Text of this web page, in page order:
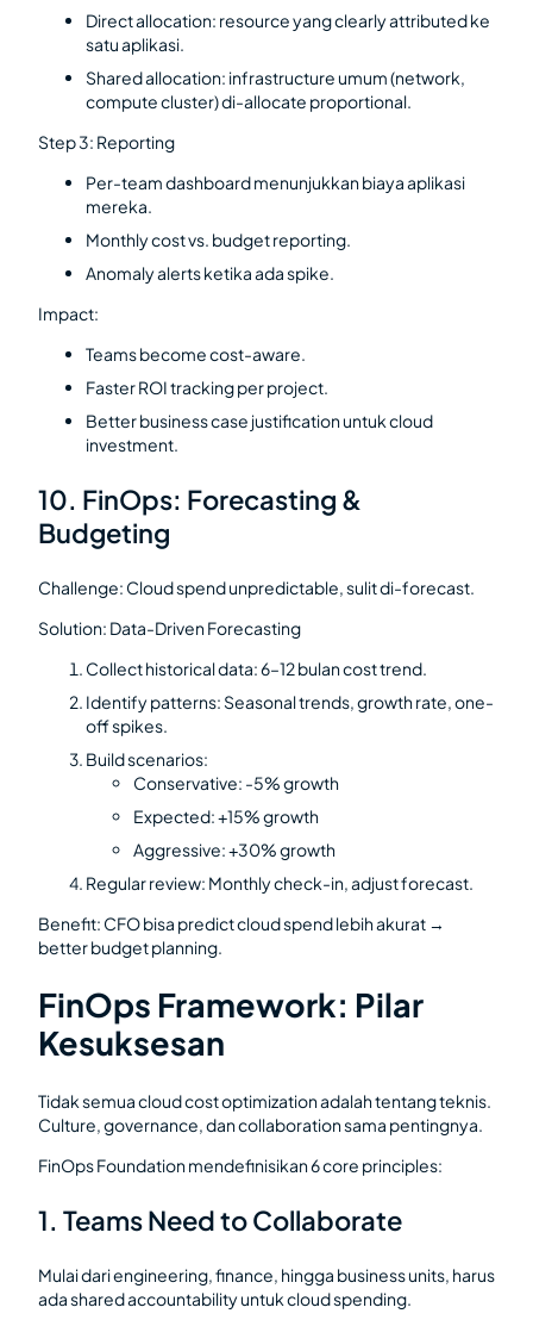
Direct allocation: resource yang clearly attributed ke
satu aplikasi.
Shared allocation: infrastructure umum (network,
compute cluster) di-allocate proportional.
Step 3: Reporting
Per-team dashboard menunjukkan biaya aplikasi
mereka.
Monthly cost vs. budget reporting.
Anomaly alerts ketika ada spike.
Impact:
Teams become cost-aware.
Faster ROI tracking per project.
Better business case justification untuk cloud
investment.
10. FinOps: Forecasting &
Budgeting
Challenge: Cloud spend unpredictable, sulit di-forecast.
Solution: Data-Driven Forecasting
Collect historical data: 6–12 bulan cost trend.
Identify patterns: Seasonal trends, growth rate, one-
off spikes.
Build scenarios:
Conservative: -5% growth
Expected: +15% growth
Aggressive: +30% growth
Regular review: Monthly check-in, adjust forecast.
Benefit: CFO bisa predict cloud spend lebih akurat →
better budget planning.
FinOps Framework: Pilar
Kesuksesan
Tidak semua cloud cost optimization adalah tentang teknis.
Culture, governance, dan collaboration sama pentingnya.
FinOps Foundation mendefinisikan 6 core principles:
1. Teams Need to Collaborate
Mulai dari engineering, finance, hingga business units, harus
ada shared accountability untuk cloud spending.